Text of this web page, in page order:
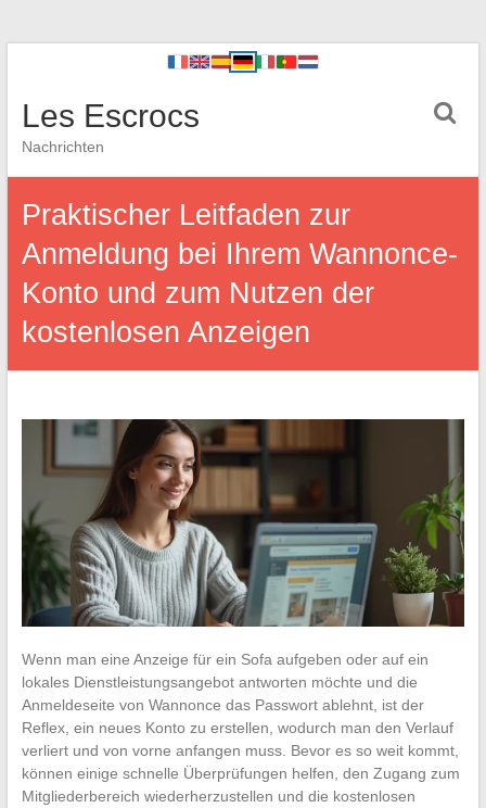
Les Escrocs
Nachrichten
Praktischer Leitfaden zur
Anmeldung bei Ihrem Wannonce-
Konto und zum Nutzen der
kostenlosen Anzeigen
Wenn man eine Anzeige für ein Sofa aufgeben oder auf ein
lokales Dienstleistungsangebot antworten möchte und die
Anmeldeseite von Wannonce das Passwort ablehnt, ist der
Reflex, ein neues Konto zu erstellen, wodurch man den Verlauf
verliert und von vorne anfangen muss. Bevor es so weit kommt,
können einige schnelle Überprüfungen helfen, den Zugang zum
Mitgliederbereich wiederherzustellen und die kostenlosen